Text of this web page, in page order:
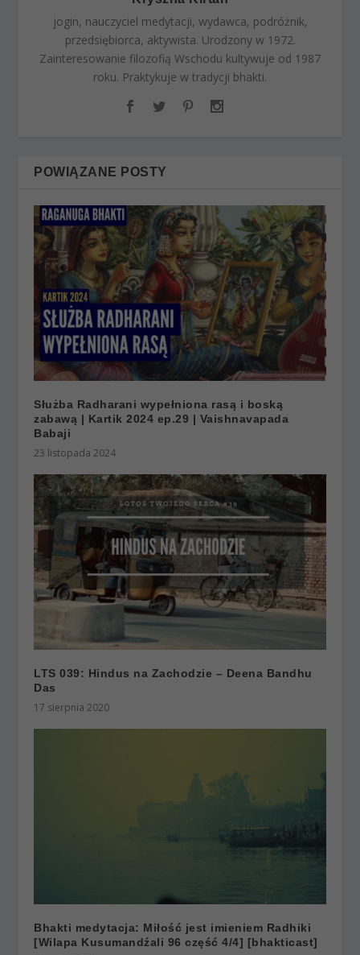
jogin, nauczyciel medytacji, wydawca, podróżnik,
przedsiębiorca, aktywista. Urodzony w 1972.
Zainteresowanie filozofią Wschodu kultywuje od 1987
roku. Praktykuje w tradycji bhakti.
POWIĄZANE POSTY
Służba Radharani wypełniona rasą i boską
zabawą | Kartik 2024 ep.29 | Vaishnavapada
Babaji
23 listopada 2024
LTS 039: Hindus na Zachodzie – Deena Bandhu
Das
17 sierpnia 2020
Bhakti medytacja: Miłość jest imieniem Radhiki
[Wilapa Kusumandźali 96 część 4/4] [bhakticast]